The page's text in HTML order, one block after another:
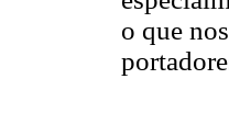
o que